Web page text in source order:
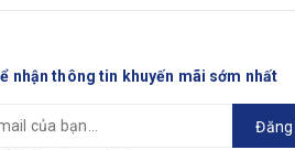
nhận thông tin khuyến mãi sớm nhất
Đăng